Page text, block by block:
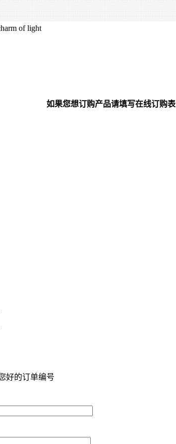
of light
如果您想订购产品请填写在线订购表
好的订单编号